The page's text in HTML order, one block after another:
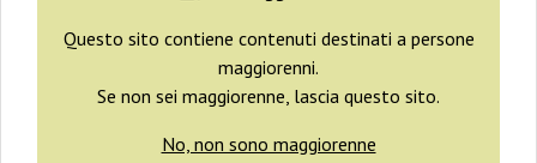
Questo sito contiene contenuti destinati a persone
maggiorenni.
Se non sei maggiorenne, lascia questo sito.
No, non sono maggiorenne